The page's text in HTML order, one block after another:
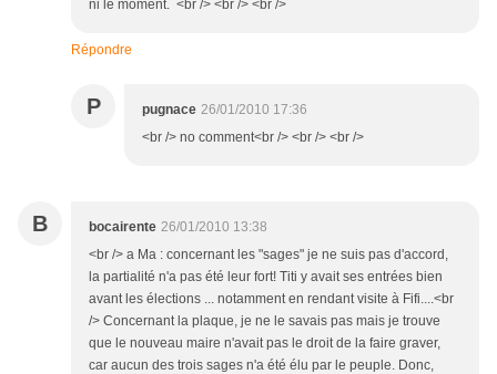
ni le moment. <br /> <br /> <br />
Répondre
P pugnace 26/01/2010 17:36
<br /> no comment<br /> <br /> <br />
B bocairente 26/01/2010 13:38
<br /> a Ma : concernant les "sages" je ne suis pas d'accord,
la partialité n'a pas été leur fort! Titi y avait ses entrées bien
avant les élections ... notamment en rendant visite à Fifi....<br
/> Concernant la plaque, je ne le savais pas mais je trouve
que le nouveau maire n'avait pas le droit de la faire graver,
car aucun des trois sages n'a été élu par le peuple. Donc,